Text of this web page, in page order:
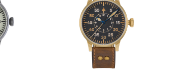
ップ
廃番モデル(ア
ーカイブ)